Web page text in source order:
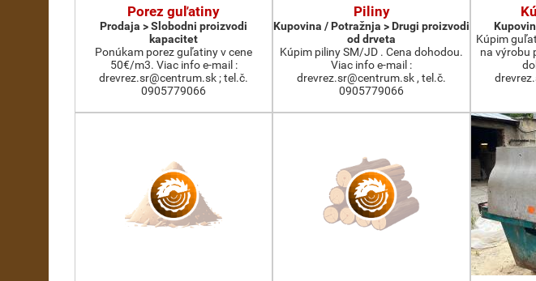
Porez guľatiny
Prodaja > Slobodni proizvodi
kapacitet
Ponúkam porez guľatiny v cene
50€/m3. Viac info e-mail :
drevrez.sr@centrum.sk ; tel.č.
0905779066
Piliny
Kupovina / Potražnja > Drugi proizvodi
od drveta
Kúpim piliny SM/JD . Cena dohodou.
Viac info e-mail :
drevrez.sr@centrum.sk , tel.č.
0905779066
Kúpim
na výrobu